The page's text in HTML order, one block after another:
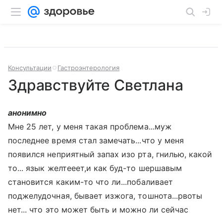
Консультации Гастроэнтерология
Здравствуйте Светлана
анонимно
Мне 25 лет, у меня такая проблема...муж
последнее время стал замечать...что у меня
появился неприятный запах изо рта, гнилью, какой
то... язык желтееет,и как буд-то шершавым
становится каким-то что ли...побаливает
поджелудочная, бывает изжога, тошнота...рвоты
нет... что это может быть и можно ли сейчас